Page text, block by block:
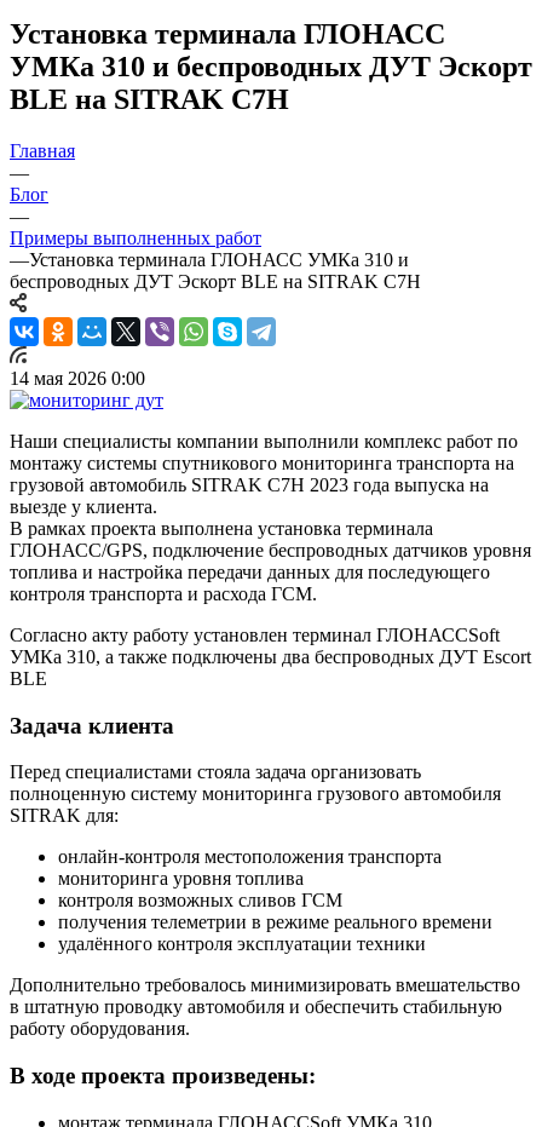
Установка терминала ГЛОНАСС
УМКа 310 и беспроводных ДУТ Эскорт
BLE на SITRAK C7H
Главная
—
Блог
—
Примеры выполненных работ
—Установка терминала ГЛОНАСС УМКа 310 и
беспроводных ДУТ Эскорт BLE на SITRAK C7H
14 мая 2026 0:00
Наши специалисты компании выполнили комплекс работ по
монтажу системы спутникового мониторинга транспорта на
грузовой автомобиль SITRAK C7H 2023 года выпуска на
выезде у клиента.
В рамках проекта выполнена установка терминала
ГЛОНАСС/GPS, подключение беспроводных датчиков уровня
топлива и настройка передачи данных для последующего
контроля транспорта и расхода ГСМ.
Согласно акту работу установлен терминал ГЛОНАССSoft
УМКа 310, а также подключены два беспроводных ДУТ Escort
BLE
Задача клиента
Перед специалистами стояла задача организовать
полноценную систему мониторинга грузового автомобиля
SITRAK для:
онлайн-контроля местоположения транспорта
мониторинга уровня топлива
контроля возможных сливов ГСМ
получения телеметрии в режиме реального времени
удалённого контроля эксплуатации техники
Дополнительно требовалось минимизировать вмешательство
в штатную проводку автомобиля и обеспечить стабильную
работу оборудования.
В ходе проекта произведены:
монтаж терминала ГЛОНАССSoft УМКа 310